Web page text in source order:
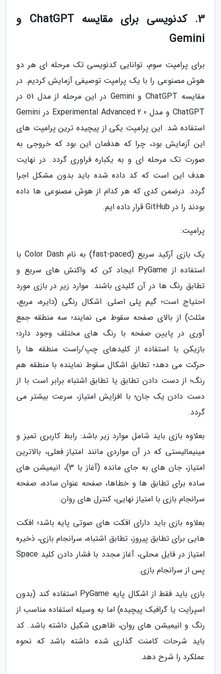
3. کدنویسی برای مقایسه ChatGPT و
Gemini
برای پرامپت سوم، توانایی کدنویسی تک مرحله ای هر دو
هوش مصنوعی را با یک پرامپت توصیفی آزمایش کردیم. در
مقایسه ChatGPT و Gemini در این مرحله از مدل o1 در
ChatGPT و مدل Experimental Advanced 2.0 در Gemini
استفاده شد. این پرامپت یکی از پیچیده ترین پرامپت های
این آزمایش بود، چرا که هدفمان این بود که خروجی به
صورت تک مرحله ای و به یکباره فراوری گردد. در نهایت
هدف این است که کد داده شده باید بدون مشکل اجرا
گردد. درضمن کدی که هر کدام از هوش مصنوعی ها داده
بودند را در GitHub قرار داده ایم.
پرامپت:
یک بازی آرکید سریع (fast-paced) به نام Color Dash با
استفاده از PyGame ایجاد کن که واکنش های سریع و
تطابق رنگ ها در آن کلیدی باشند. موارد زیر در بازی مورد
احتیاج است؛ گیم پلی اصلی: اشکال رنگی (دایره، مربع،
مثلث) از بالای صفحه سقوط می نمایند؛ سه منطقه جمع
آوری در پایین صفحه با رنگ های مختلف وجود دارد؛
بازیکن با استفاده از کلیدهای چپ/راست منطقه ها را
حرکت می دهد؛ تطابق اشکال سقوط نماینده با منطقه هم
رنگ؛ از دست دادن تطابق یا تطابق اشتباه برابر است با از
دست دادن یک جان؛ با افزایش امتیاز، سرعت بیشتر می
گردد.
بعلاوه بازی باید شامل موارد زیر باشد: رابط کاربری تمیز و
مینیمالیستی که در آن مواردی مانند امتیاز فعلی، بالاترین
امتیاز، جان های به جای مانده (آغاز با 3)، انیمیشن های
ساده برای تطابق ها و خطاها، صفحه عنوان ساده، صفحه
سرانجام بازی با امتیاز نهایی، کنترل های روان.
بعلاوه بازی باید دارای افکت های صوتی پایه باشد؛ افکت
هایی برای تطابق پیروز، تطابق اشتباه، سرانجام بازی، ذخیره
امتیاز در فایل محلی، آغاز مجدد با فشار دادن کلید Space
پس از سرانجام بازی.
بازی باید فقط از اشکال پایه PyGame استفاده کند (بدون
اسپرایت یا گرافیک پیچیده) اما به وسیله استفاده مناسب از
رنگ و انیمیشن های روان، ظاهری شکیل داشته باشد. کد
باید شرحات کامنت گذاری شده داشته باشد که نحوه
عملکرد را شرح دهد.